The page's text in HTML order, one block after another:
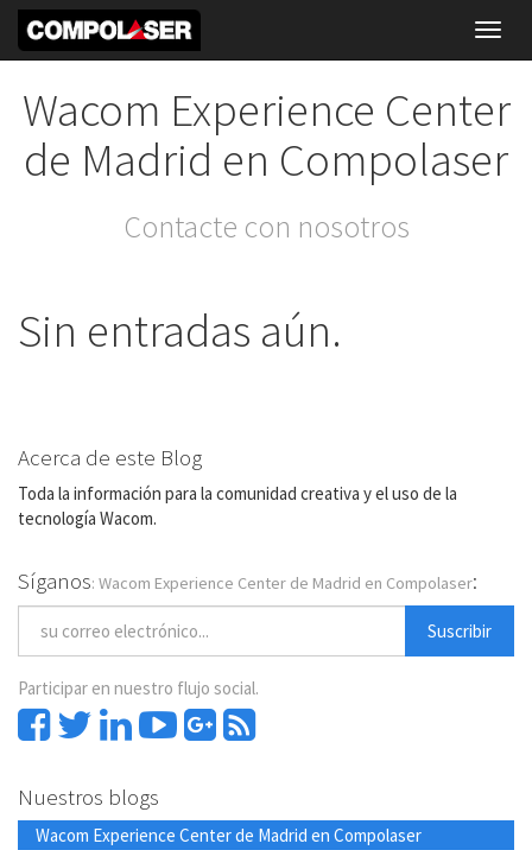
Wacom Experience Center
de Madrid en Compolaser
Contacte con nosotros
Sin entradas aún.
Acerca de este Blog
Toda la información para la comunidad creativa y el uso de la
tecnología Wacom.
Síganos: Wacom Experience Center de Madrid en Compolaser:
Suscribir
Participar en nuestro flujo social.
Nuestros blogs
Wacom Experience Center de Madrid en Compolaser